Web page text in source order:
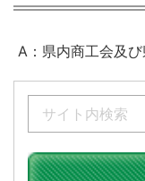
A：県内商工会及び